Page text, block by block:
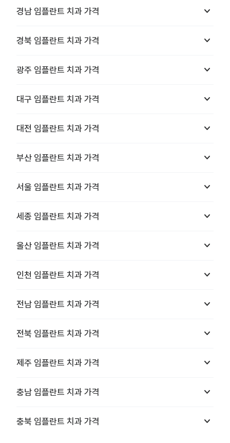
경남 임플란트 치과 가격 keyboard_arrow_down
경북 임플란트 치과 가격 keyboard_arrow_down
광주 임플란트 치과 가격 keyboard_arrow_down
대구 임플란트 치과 가격 keyboard_arrow_down
대전 임플란트 치과 가격 keyboard_arrow_down
부산 임플란트 치과 가격 keyboard_arrow_down
서울 임플란트 치과 가격 keyboard_arrow_down
세종 임플란트 치과 가격 keyboard_arrow_down
울산 임플란트 치과 가격 keyboard_arrow_down
인천 임플란트 치과 가격 keyboard_arrow_down
전남 임플란트 치과 가격 keyboard_arrow_down
전북 임플란트 치과 가격 keyboard_arrow_down
제주 임플란트 치과 가격 keyboard_arrow_down
충남 임플란트 치과 가격 keyboard_arrow_down
충북 임플란트 치과 가격 keyboard_arrow_down